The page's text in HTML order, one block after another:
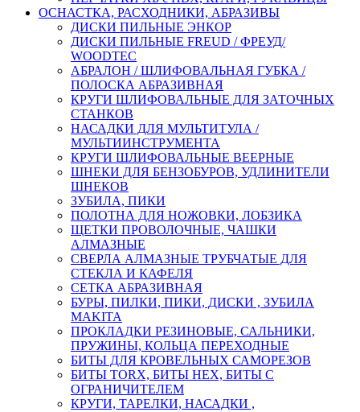
ОСНАСТКА, РАСХОДНИКИ, АБРАЗИВЫ
ДИСКИ ПИЛЬНЫЕ ЭНКОР
ДИСКИ ПИЛЬНЫЕ FREUD / ФРЕУД/
WOODTEC
АБРАЛОН / ШЛИФОВАЛЬНАЯ ГУБКА /
ПОЛОСКА АБРАЗИВНАЯ
КРУГИ ШЛИФОВАЛЬНЫЕ ДЛЯ ЗАТОЧНЫХ
СТАНКОВ
НАСАДКИ ДЛЯ МУЛЬТИТУЛА /
МУЛЬТИИНСТРУМЕНТА
КРУГИ ШЛИФОВАЛЬНЫЕ ВЕЕРНЫЕ
ШНЕКИ ДЛЯ БЕНЗОБУРОВ, УДЛИНИТЕЛИ
ШНЕКОВ
ЗУБИЛА, ПИКИ
ПОЛОТНА ДЛЯ НОЖОВКИ, ЛОБЗИКА
ЩЕТКИ ПРОВОЛОЧНЫЕ, ЧАШКИ
АЛМАЗНЫЕ
СВЕРЛА АЛМАЗНЫЕ ТРУБЧАТЫЕ ДЛЯ
СТЕКЛА И КАФЕЛЯ
СЕТКА АБРАЗИВНАЯ
БУРЫ, ПИЛКИ, ПИКИ, ДИСКИ , ЗУБИЛА
MAKITA
ПРОКЛАДКИ РЕЗИНОВЫЕ, САЛЬНИКИ,
ПРУЖИНЫ, КОЛЬЦА ПЕРЕХОДНЫЕ
БИТЫ ДЛЯ КРОВЕЛЬНЫХ САМОРЕЗОВ
БИТЫ TORX, БИТЫ НЕХ, БИТЫ С
ОГРАНИЧИТЕЛЕМ
КРУГИ, ТАРЕЛКИ, НАСАДКИ ,